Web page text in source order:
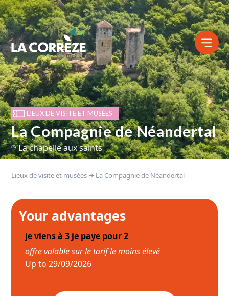
LIEUX DE VISITE ET MUSÉES
La Compagnie de Néandertal
La chapelle aux saints
Lieux de visite et musées La Compagnie de Néandertal
Your advantages
je viens à 3 je paye pour 2
offre valable sur le tarif le moins élevé
Up to 29/09/2026